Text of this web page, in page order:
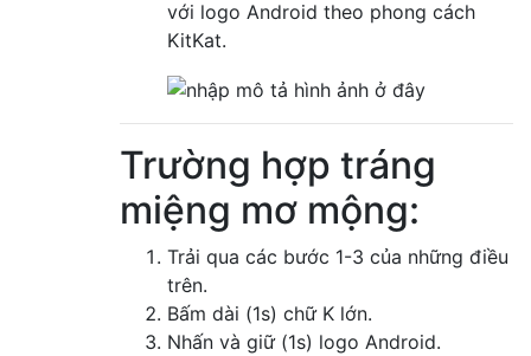
với logo Android theo phong cách
KitKat.
Trường hợp tráng
miệng mơ mộng:
Trải qua các bước 1-3 của những điều
trên.
Bấm dài (1s) chữ K lớn.
Nhấn và giữ (1s) logo Android.